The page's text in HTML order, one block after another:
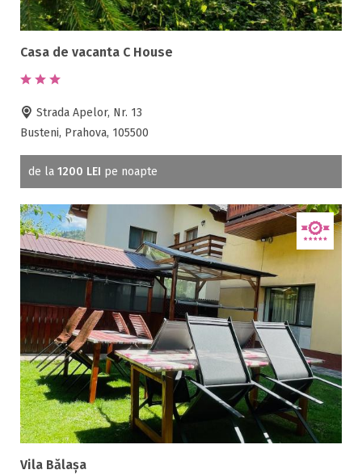
Casa de vacanta C House
Strada Apelor, Nr. 13
Busteni, Prahova, 105500
de la 1200 LEI pe noapte
Vila Bălașa